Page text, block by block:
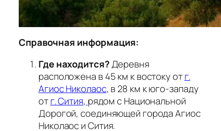
Справочная информация:
Где находится?Деревня
расположена в 45 км к востоку отг.
Агиос Николаос, в 28 км к юго-западу
отг. Сития, рядом с Национальной
Дорогой, соединяющей города Агиос
Николаос и Сития.